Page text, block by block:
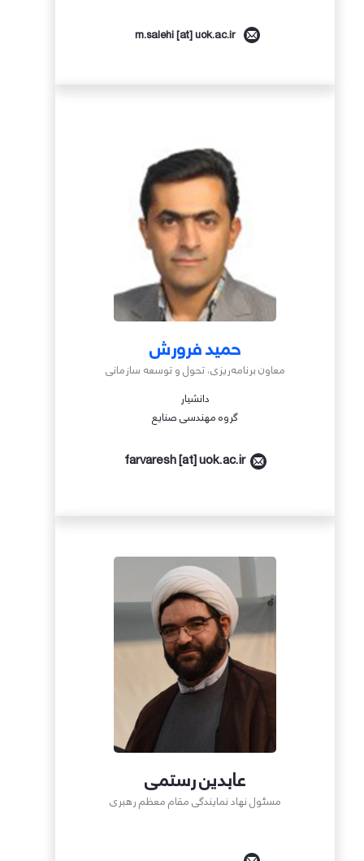
m.salehi [at] uok.ac.ir
حمید فرورش
معاون برنامه‌ریزی، تحول و توسعه سازمانی
دانشیار
گروه مهندسی صنایع
farvaresh
[at] uok.ac.ir
عابدین رستمی
مسئول نهاد نمایندگی مقام معظم رهبری